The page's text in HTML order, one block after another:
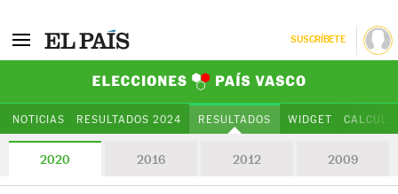
SUSCRÍBETE
NOTICIAS RESULTADOS 2024 RESULTADOS WIDGET
2020 2016 2012 2009